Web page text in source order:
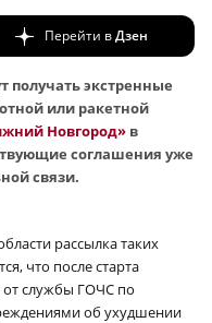
Перейти вДзен
получать экстренные
или ракетной
Новгород» в
соглашения уже
связи.
рассылка таких
что после старта
службы ГОЧС по
об ухудшении